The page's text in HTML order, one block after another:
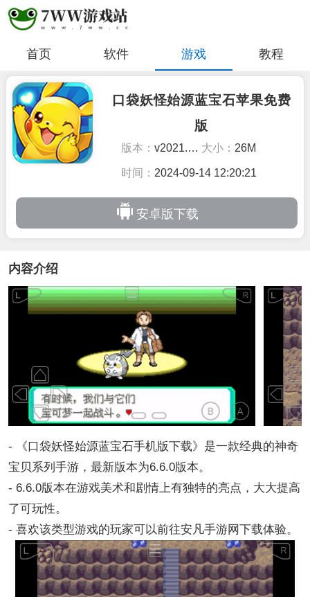
首页 软件 游戏 教程
口袋妖怪始源蓝宝石苹果免费
版
版本： v2021.09.23.22 大小： 26M
时间： 2024-09-14 12:20:21
安卓版下载
内容介绍
- 《口袋妖怪始源蓝宝石手机版下载》是一款经典的神奇
宝贝系列手游，最新版本为6.6.0版本。
- 6.6.0版本在游戏美术和剧情上有独特的亮点，大大提高
了可玩性。
- 喜欢该类型游戏的玩家可以前往安凡手游网下载体验。